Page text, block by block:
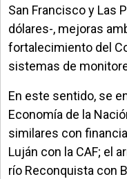
San Francisco y Las
dólares-, mejoras
fortalecimiento del
sistemas de
En este sentido, se
Economía de la
similares con
Luján con la CAF; el
río Reconquista con